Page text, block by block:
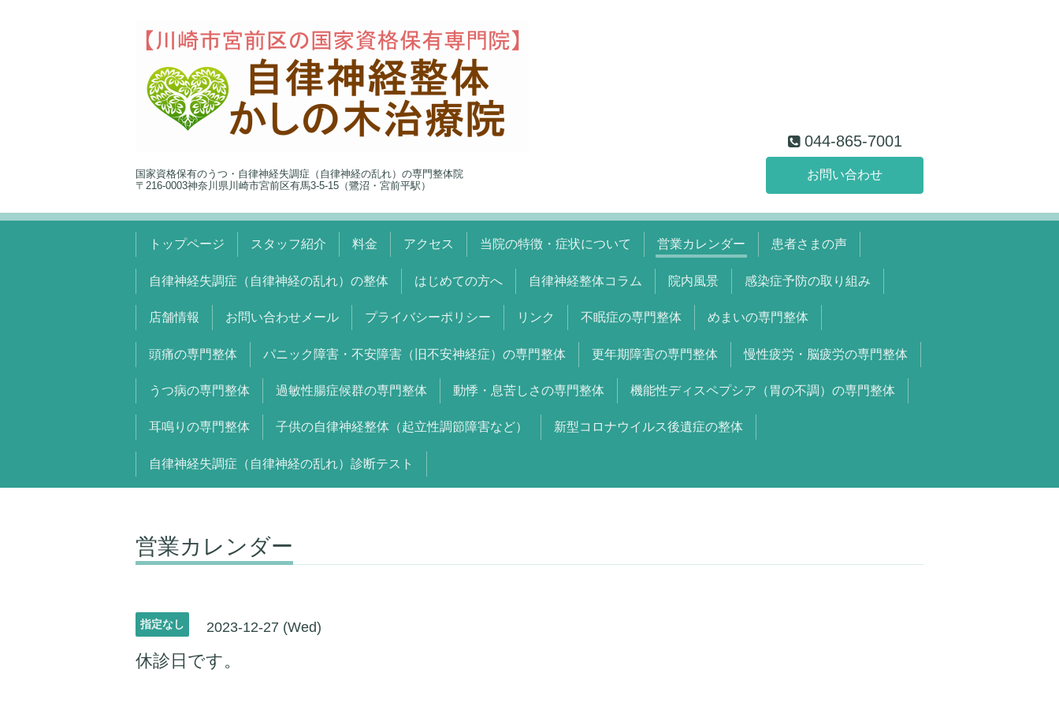
国家資格保有のうつ・自律神経失調症（自律神経の乱れ）の専門整体院
〒216-0003神奈川県川崎市宮前区有馬3-5-15（鷺沼・宮前平駅）
044-865-7001
お問い合わせ
トップページ スタッフ紹介 料金 アクセス 当院の特徴・症状について 営業カレンダー 患者さまの声
自律神経失調症（自律神経の乱れ）の整体 はじめての方へ 自律神経整体コラム 院内風景 感染症予防の取り組み
店舗情報 お問い合わせメール プライバシーポリシー リンク 不眠症の専門整体 めまいの専門整体
頭痛の専門整体 パニック障害・不安障害（旧不安神経症）の専門整体 更年期障害の専門整体 慢性疲労・脳疲労の専門整体
うつ病の専門整体 過敏性腸症候群の専門整体 動悸・息苦しさの専門整体 機能性ディスペプシア（胃の不調）の専門整体
耳鳴りの専門整体 子供の自律神経整体（起立性調節障害など） 新型コロナウイルス後遺症の整体
自律神経失調症（自律神経の乱れ）診断テスト
営業カレンダー
指定なし 2023-12-27 (Wed)
休診日です。